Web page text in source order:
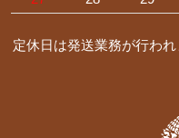
定休日は発送業務が行わ